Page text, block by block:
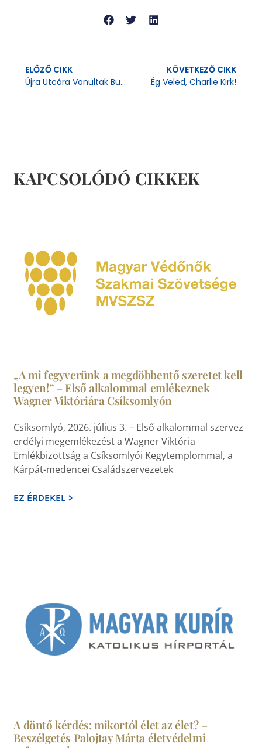
ELŐZŐ CIKK
Újra Utcára Vonultak Budapesten, Hogy Mindenkinek Legyen Születésnapja
KÖVETKEZŐ CIKK
Ég Veled, Charlie Kirk!
KAPCSOLÓDÓ CIKKEK
„A mi fegyverünk a megdöbbentő szeretet kell
legyen!” – Első alkalommal emlékeznek
Wagner Viktóriára Csíksomlyón
Csíksomlyó, 2026. július 3. – Első alkalommal szervez
erdélyi megemlékezést a Wagner Viktória
Emlékbizottság a Csíksomlyói Kegytemplommal, a
Kárpát-medencei Családszervezetek
EZ ÉRDEKEL >
A döntő kérdés: mikortól élet az élet? –
Beszélgetés Palojtay Márta életvédelmi